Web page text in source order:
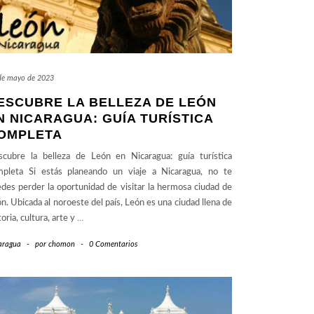
mayo de 2023
LA BELLEZA DE LEÓN
NICARAGUA: GUÍA TURÍSTICA
la belleza de León en Nicaragua: guía turística
Si estás planeando un viaje a Nicaragua, no te
perder la oportunidad de visitar la hermosa ciudad de
Ubicada al noroeste del país, León es una ciudad llena de
cultura, arte y …
- por chomon - 0 Comentarios